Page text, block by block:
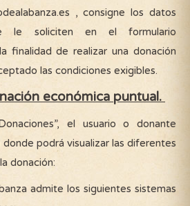
, consigne los datos
le soliciten en el formulario
finalidad de realizar una donación
las condiciones exigibles.
económica puntual.
el usuario o donante
podrá visualizar las diferentes
donación:
admite los siguientes sistemas